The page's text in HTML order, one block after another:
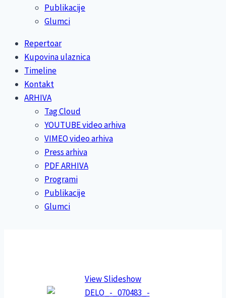
Publikacije
Glumci
Repertoar
Kupovina ulaznica
Timeline
Kontakt
ARHIVA
Tag Cloud
YOUTUBE video arhiva
VIMEO video arhiva
Press arhiva
PDF ARHIVA
Programi
Publikacije
Glumci
View Slideshow